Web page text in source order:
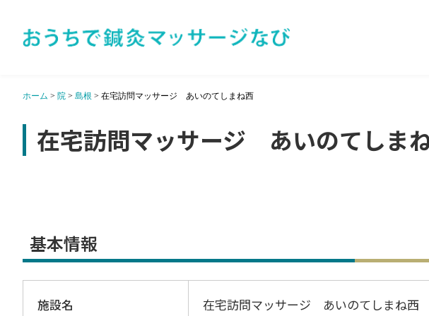
ホーム > 院 > 島根 > 在宅訪問マッサージ あいのてしまね西
在宅訪問マッサージ あいのてしま
基本情報
施設名 在宅訪問マッサージ あいのてしまね西